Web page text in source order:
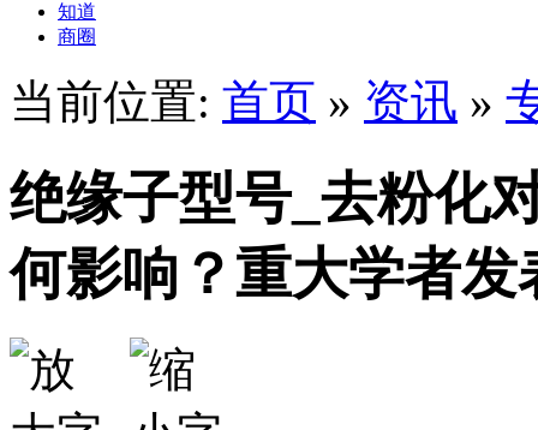
知道
商圈
当前位置: 首页 » 资讯 »
绝缘子型号_去粉化
何影响？重大学者发